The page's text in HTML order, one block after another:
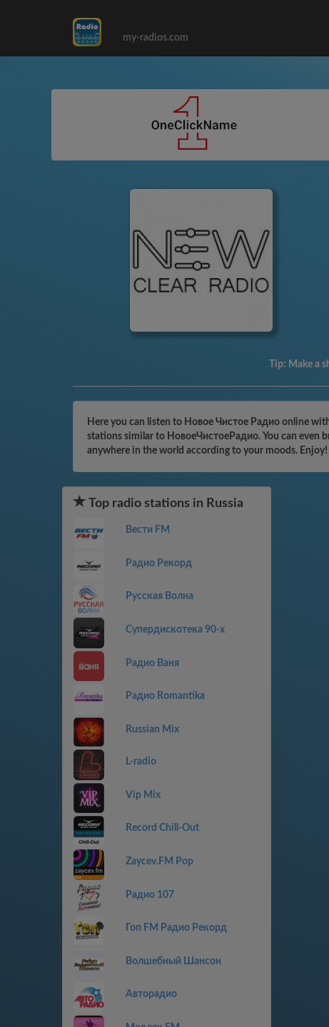
my-radios.com
Tip: Make a
Here you can listen to Новое Чистое Радио online
stations similar to НовоеЧистоеРадио. You can even
anywhere in the world according to your moods. Enjoy!
Top radio stations in Russia
Вести FM
Радио Рекорд
Русская Волна
Супердискотека 90-х
Радио Ваня
Радио Romantika
Russian Mix
L-radio
Vip Mix
Record Chill-Out
Zaycev.FM Pop
Радио 107
Гоп FM Радио Рекорд
Волшебный Шансон
Авторадио